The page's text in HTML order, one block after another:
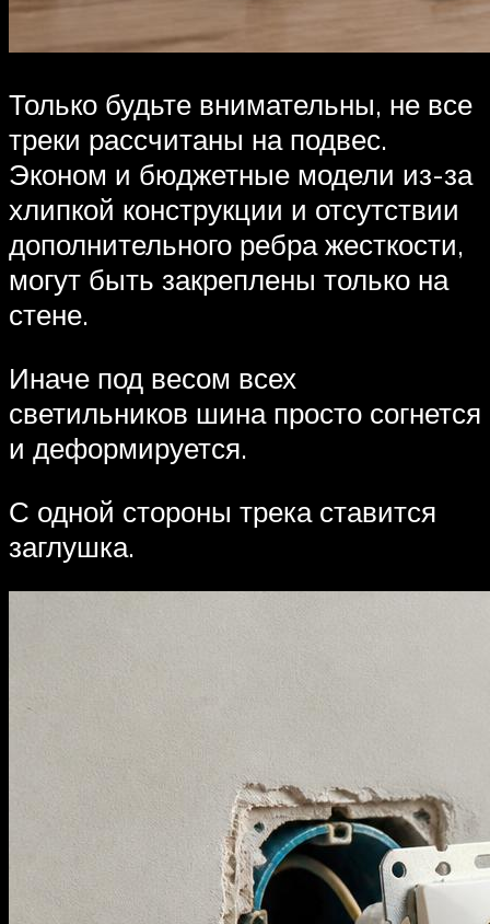
Только будьте внимательны, не все
треки рассчитаны на подвес.
Эконом и бюджетные модели из-за
хлипкой конструкции и отсутствии
дополнительного ребра жесткости,
могут быть закреплены только на
стене.
Иначе под весом всех
светильников шина просто согнется
и деформируется.
С одной стороны трека ставится
заглушка.